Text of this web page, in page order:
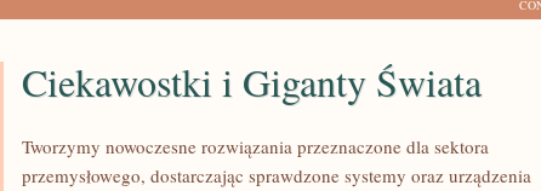
Ciekawostki i Giganty Świata
Tworzymy nowoczesne rozwiązania przeznaczone dla sektora
przemysłowego, dostarczając sprawdzone systemy oraz urządzenia